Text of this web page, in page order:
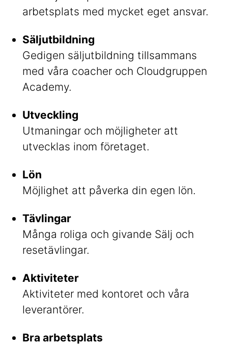
arbetsplats med mycket eget ansvar.
Säljutbildning
Gedigen säljutbildning tillsammans
med våra coacher och Cloudgruppen
Academy.
Utveckling
Utmaningar och möjligheter att
utvecklas inom företaget.
Lön
Möjlighet att påverka din egen lön.
Tävlingar
Många roliga och givande Sälj och
resetävlingar.
Aktiviteter
Aktiviteter med kontoret och våra
leverantörer.
Bra arbetsplats